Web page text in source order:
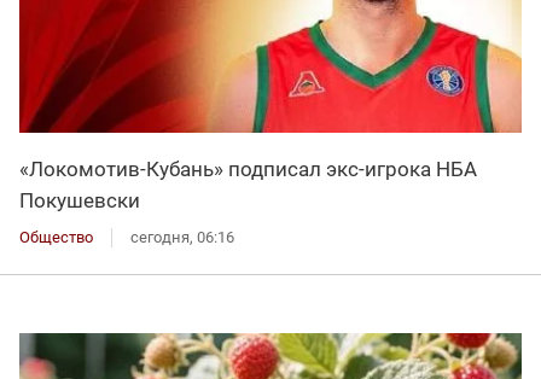
«Локомотив-Кубань» подписал экс-игрока НБА
Покушевски
Общество сегодня, 06:16